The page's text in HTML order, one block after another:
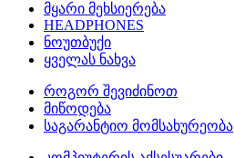
მყარი მეხსიერება
HEADPHONES
ნოუთბუქი
ყველას ნახვა
როგორ შევიძინოთ
მიწოდება
საგარანტიო მომსახურეობა